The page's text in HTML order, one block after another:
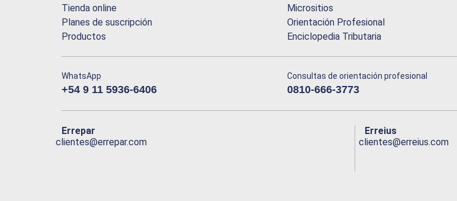
Tienda online
Planes de suscripción
Productos
Micrositios
Orientación Profesional
Enciclopedia Tributaria
WhatsApp
+54 9 11 5936-6406
Consultas de orientación profesional
0810-666-3773
Errepar
clientes@errepar.com
Erreius
clientes@erreius.com